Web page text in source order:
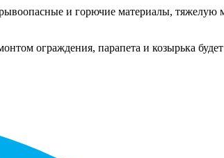
и горючие материалы, тяжелую
ограждения, парапета и козырька будет